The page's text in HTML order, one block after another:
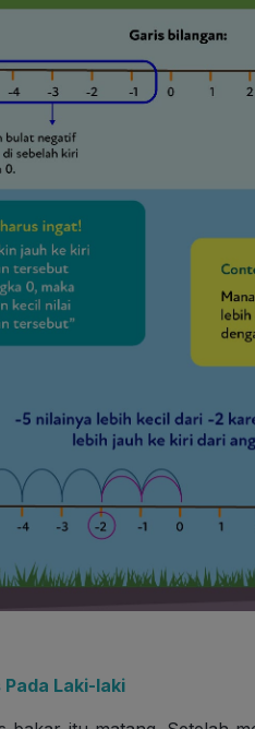
Laki-laki